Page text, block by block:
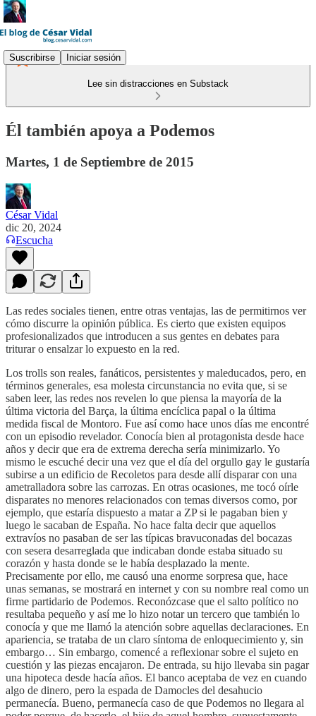
Suscribirse Iniciar sesión
Lee sin distracciones en Substack
Él también apoya a Podemos
Martes, 1 de Septiembre de 2015
César Vidal
dic 20, 2024
Escucha
Las redes sociales tienen, entre otras ventajas, las de permitirnos ver
cómo discurre la opinión pública. Es cierto que existen equipos
profesionalizados que introducen a sus gentes en debates para
triturar o ensalzar lo expuesto en la red.
Los trolls son reales, fanáticos, persistentes y maleducados, pero, en
términos generales, esa molesta circunstancia no evita que, si se
saben leer, las redes nos revelen lo que piensa la mayoría de la
última victoria del Barça, la última encíclica papal o la última
medida fiscal de Montoro. Fue así como hace unos días me encontré
con un episodio revelador. Conocía bien al protagonista desde hace
años y decir que era de extrema derecha sería minimizarlo. Yo
mismo le escuché decir una vez que el día del orgullo gay le gustaría
subirse a un edificio de Recoletos para desde allí disparar con una
ametralladora sobre las carrozas. En otras ocasiones, me tocó oírle
disparates no menores relacionados con temas diversos como, por
ejemplo, que estaría dispuesto a matar a ZP si le pagaban bien y
luego le sacaban de España. No hace falta decir que aquellos
extravíos no pasaban de ser las típicas bravuconadas del bocazas
con sesera desarreglada que indicaban donde estaba situado su
corazón y hasta donde se le había desplazado la mente.
Precisamente por ello, me causó una enorme sorpresa que, hace
unas semanas, se mostrará en internet y con su nombre real como un
firme partidario de Podemos. Reconózcase que el salto político no
resultaba pequeño y así me lo hizo notar un tercero que también lo
conocía y que me llamó la atención sobre aquellas declaraciones. En
apariencia, se trataba de un claro síntoma de enloquecimiento y, sin
embargo… Sin embargo, comencé a reflexionar sobre el sujeto en
cuestión y las piezas encajaron. De entrada, su hijo llevaba sin pagar
una hipoteca desde hacía años. El banco aceptaba de vez en cuando
algo de dinero, pero la espada de Damocles del desahucio
permanecía. Bueno, permanecía caso de que Podemos no llegara al